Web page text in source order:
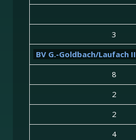
3
BV G.-Goldbach/Laufach II
8
2
2
4